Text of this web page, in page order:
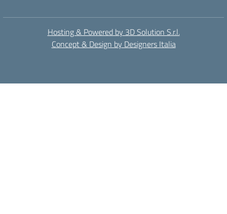
Hosting & Powered by 3D Solution S.r.l.
Concept & Design by Designers Italia